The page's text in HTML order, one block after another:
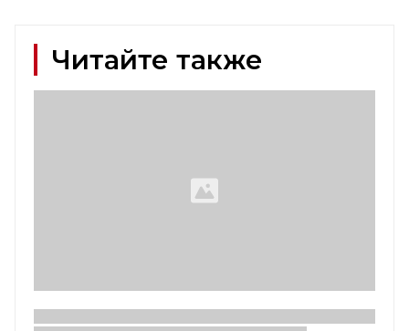
Читайте также